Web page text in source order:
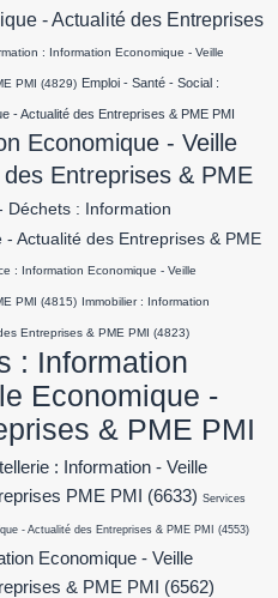
- Actualité des Entreprises
: Information Economique - Veille
PMI (4829) Emploi - Santé - Social :
- Actualité des Entreprises & PME PMI
Economique - Veille
Entreprises & PME
Déchets : Information
Actualité des Entreprises & PME
: Information Economique - Veille
PMI (4815) Immobilier : Information
Entreprises & PME PMI (4823)
: Information
Economique -
& PME PMI
: Information - Veille
PME PMI
(6633) Services
- Actualité des Entreprises & PME PMI (4553)
Economique - Veille
& PME PMI
(6562)